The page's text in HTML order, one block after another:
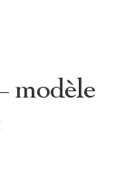
modèle